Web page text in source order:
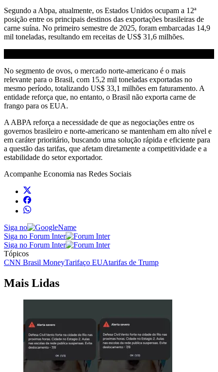
Segundo a Abpa, atualmente, os Estados Unidos ocupam a 12ª
posição entre os principais destinos das exportações brasileiras de
carne suína. No primeiro semestre de 2025, foram embarcadas 14,9
mil toneladas, resultando em receitas de US$ 31,6 milhões.
No segmento de ovos, o mercado norte-americano é o mais
relevante para o Brasil, com 15,2 mil toneladas exportadas no
mesmo período, totalizando US$ 33,1 milhões em faturamento. A
entidade reforça que, no entanto, o Brasil não exporta carne de
frango para os EUA.
A ABPA reforça a necessidade de que as negociações entre os
governos brasileiro e norte-americano se mantenham em alto nível e
em caráter prioritário, buscando uma solução rápida e eficiente para
a questão das tarifas, que afetam diretamente a competitividade e a
estabilidade do setor exportador.
Acompanhe Economia nas Redes Sociais
Siga no
Siga no Forum Inter
Siga no Forum Inter
Tópicos
CNN Brasil MoneyTarifaço EUAtarifas de Trump
Mais Lidas